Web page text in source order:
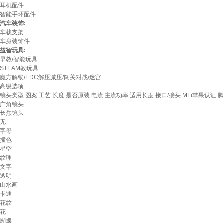
耳机配件
智能手环配件
汽车装饰:
车载支架
车身装饰件
益智玩具:
早教/智能玩具
STEAM教玩具
魔方解锁/EDC解压减压/闯关对战/迷宫
高级选项:
镜头类型 图案 工艺 长度 是否原装 电流 主流功率 适用长度 接口/接头 MFi苹果认证
广角镜头
长焦镜头
无
字母
撞色
星空
纹理
文字
透明
山水画
卡通
花纹
花
蝴蝶